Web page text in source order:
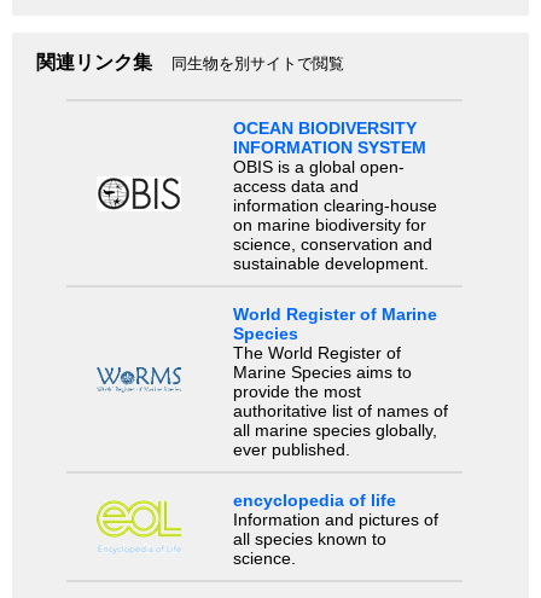
関連リンク集 同生物を別サイトで閲覧
OCEAN BIODIVERSITY
INFORMATION SYSTEM
OBIS is a global open-
access data and
information clearing-house
on marine biodiversity for
science, conservation and
sustainable development.
World Register of Marine
Species
The World Register of
Marine Species aims to
provide the most
authoritative list of names of
all marine species globally,
ever published.
encyclopedia of life
Information and pictures of
all species known to
science.